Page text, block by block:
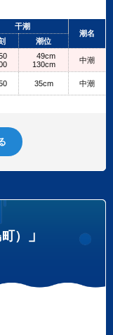
干潮
潮名
潮位
49cm
130cm
中潮
35cm 中潮
） 」